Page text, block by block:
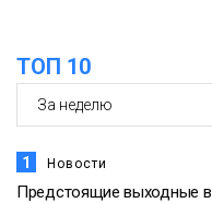
ТОП 10
1 Новости
Предстоящие выходные в